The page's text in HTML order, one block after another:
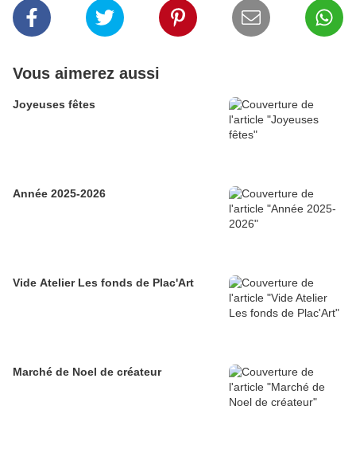
Vous aimerez aussi
Joyeuses fêtes
Année 2025-2026
Vide Atelier Les fonds de Plac'Art
Marché de Noel de créateur